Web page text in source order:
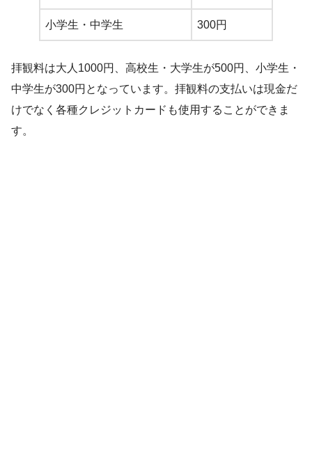
小学生・中学生 300円
拝観料は大人1000円、高校生・大学生が500円、小学生・
中学生が300円となっています。拝観料の支払いは現金だ
けでなく各種クレジットカードも使用することができま
す。